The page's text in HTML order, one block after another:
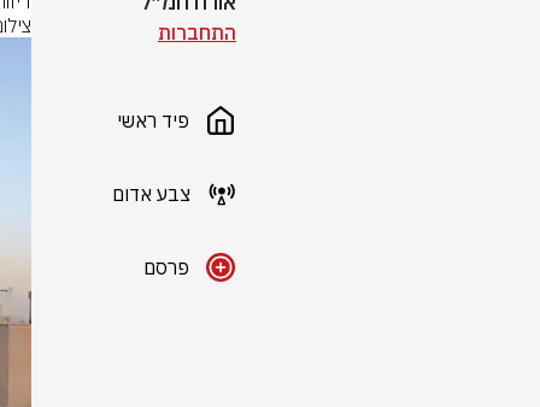
התחברות
פיד ראשי
צבע אדום
פרסם
צילום: